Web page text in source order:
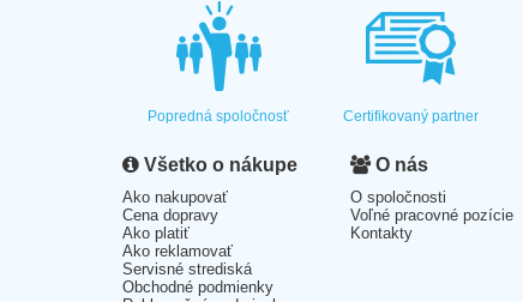
Popredná spoločnosť Certifikovaný partner
Všetko o nákupe
Ako nakupovať
Cena dopravy
Ako platiť
Ako reklamovať
Servisné strediská
Obchodné podmienky
O nás
O spoločnosti
Voľné pracovné pozície
Kontakty